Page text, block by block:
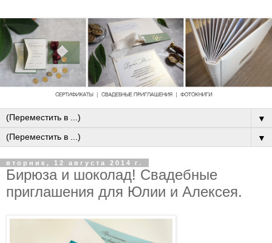
▼
▼
вторник, 12 августа 2014 г.
Бирюза и шоколад! Свадебные
приглашения для Юлии и Алексея.